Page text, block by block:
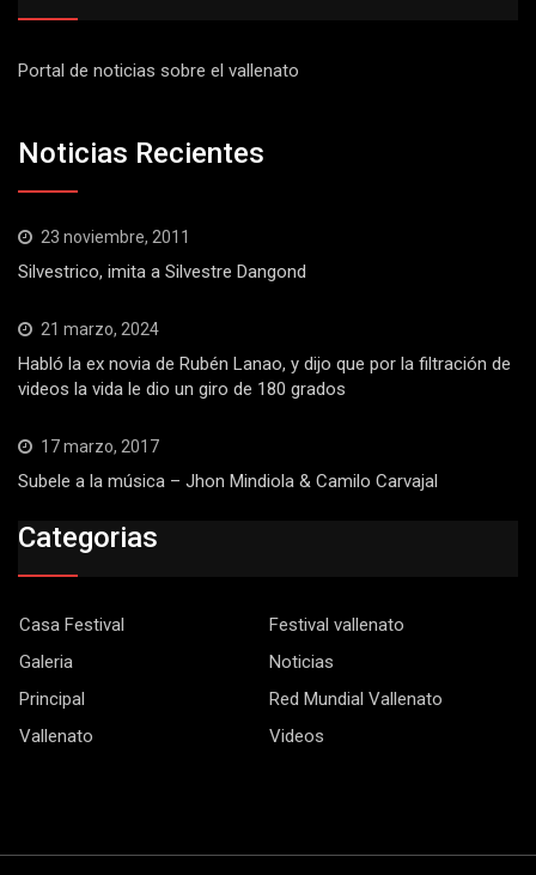
Portal de noticias sobre el vallenato
Noticias Recientes
23 noviembre, 2011
Silvestrico, imita a Silvestre Dangond
21 marzo, 2024
Habló la ex novia de Rubén Lanao, y dijo que por la filtración de
videos la vida le dio un giro de 180 grados
17 marzo, 2017
Subele a la música – Jhon Mindiola & Camilo Carvajal
Categorias
Casa Festival
Festival vallenato
Galeria
Noticias
Principal
Red Mundial Vallenato
Vallenato
Videos